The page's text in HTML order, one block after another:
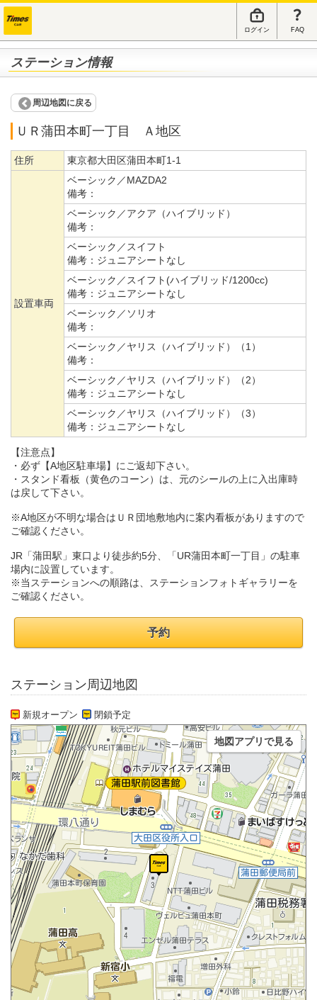
ログイン FAQ
ステーション情報
周辺地図に戻る
ＵＲ蒲田本町一丁目 Ａ地区
住所 東京都大田区蒲田本町1-1
設置車両
ベーシック／MAZDA2
備考：
ベーシック／アクア（ハイブリッド）
備考：
ベーシック／スイフト
備考： ジュニアシートなし
ベーシック／スイフト(ハイブリッド/1200cc)
備考： ジュニアシートなし
ベーシック／ソリオ
備考：
ベーシック／ヤリス（ハイブリッド）（1）
備考：
ベーシック／ヤリス（ハイブリッド）（2）
備考： ジュニアシートなし
ベーシック／ヤリス（ハイブリッド）（3）
備考： ジュニアシートなし
【注意点】
・必ず【A地区駐車場】にご返却下さい。
・スタンド看板（黄色のコーン）は、元のシールの上に入出庫時
は戻して下さい。
※A地区が不明な場合はＵＲ団地敷地内に案内看板がありますので
ご確認ください。
JR「蒲田駅」東口より徒歩約5分、「UR蒲田本町一丁目」の駐車
場内に設置しています。
※当ステーションへの順路は、ステーションフォトギャラリーを
ご確認ください。
予約
ステーション周辺地図
新規オープン 閉鎖予定
地図アプリで見る